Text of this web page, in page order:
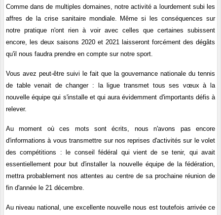
Comme dans de multiples domaines, notre activité a lourdement subi les
affres de la crise sanitaire mondiale. Même si les conséquences sur
notre pratique n'ont rien à voir avec celles que certaines subissent
encore, les deux saisons 2020 et 2021 laisseront forcément des dégâts
qu'il nous faudra prendre en compte sur notre sport.
Vous avez peut-être suivi le fait que la gouvernance nationale du tennis
de table venait de changer : la ligue transmet tous ses vœux à la
nouvelle équipe qui s'installe et qui aura évidemment d'importants défis à
relever.
Au moment où ces mots sont écrits, nous n'avons pas encore
d'informations à vous transmettre sur nos reprises d'activités sur le volet
des compétitions : le conseil fédéral qui vient de se tenir, qui avait
essentiellement pour but d'installer la nouvelle équipe de la fédération,
mettra probablement nos attentes au centre de sa prochaine réunion de
fin d'année le 21 décembre.
Au niveau national, une excellente nouvelle nous est toutefois arrivée ce